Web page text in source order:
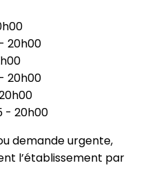
20h00
- 20h00
- 20h00
demande urgente,
l’établissement par